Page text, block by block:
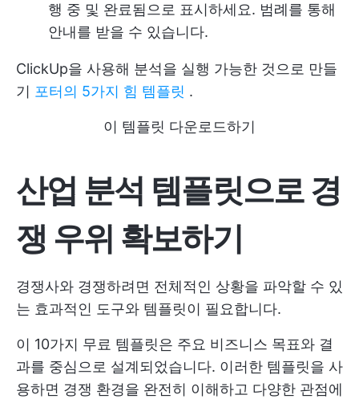
행 중 및 완료됨으로 표시하세요. 범례를 통해
안내를 받을 수 있습니다.
ClickUp을 사용해 분석을 실행 가능한 것으로 만들
기 포터의 5가지 힘 템플릿 .
이 템플릿 다운로드하기
산업 분석 템플릿으로 경
쟁 우위 확보하기
경쟁사와 경쟁하려면 전체적인 상황을 파악할 수 있
는 효과적인 도구와 템플릿이 필요합니다.
이 10가지 무료 템플릿은 주요 비즈니스 목표와 결
과를 중심으로 설계되었습니다. 이러한 템플릿을 사
용하면 경쟁 환경을 완전히 이해하고 다양한 관점에